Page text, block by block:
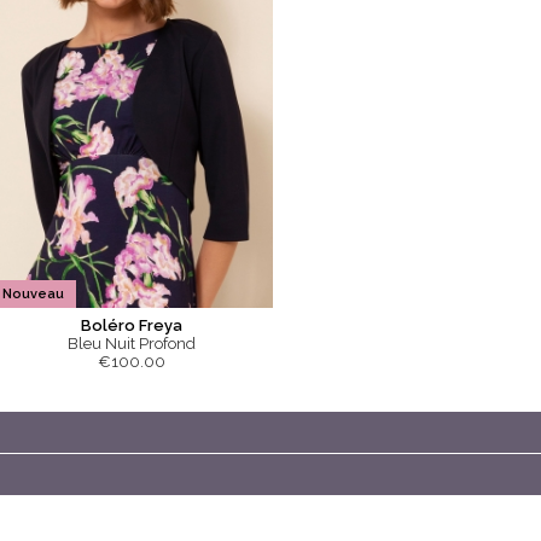
Nouveau
Boléro Freya
Bleu Nuit Profond
€100.00